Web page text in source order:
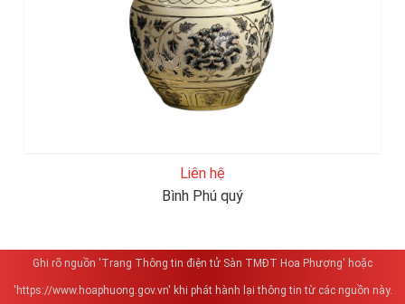
Liên hệ
Bình Phú quý
Ghi rõ nguồn 'Trang Thông tin điện tử Sàn TMĐT Hoa Phượng' hoặc
'https://www.hoaphuong.gov.vn' khi phát hành lại thông tin từ các nguồn này.